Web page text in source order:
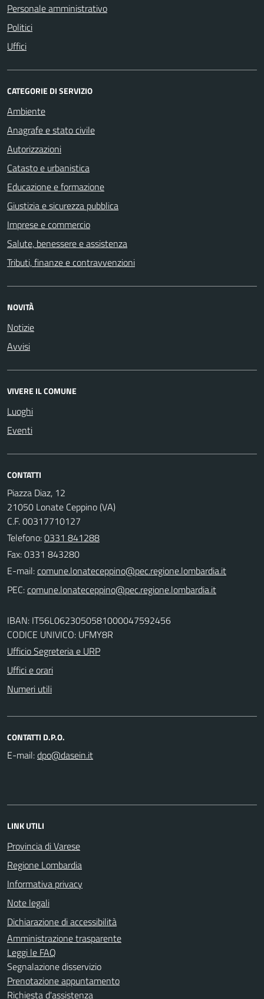
Personale amministrativo
Politici
Uffici
CATEGORIE DI SERVIZIO
Ambiente
Anagrafe e stato civile
Autorizzazioni
Catasto e urbanistica
Educazione e formazione
Giustizia e sicurezza pubblica
Imprese e commercio
Salute, benessere e assistenza
Tributi, finanze e contravvenzioni
NOVITÀ
Notizie
Avvisi
VIVERE IL COMUNE
Luoghi
Eventi
CONTATTI
Piazza Diaz, 12
21050 Lonate Ceppino (VA)
C.F. 00317710127
Telefono:0331 841288
Fax: 0331 843280
E-mail:
PEC:
IBAN: IT56L0623050581000047592456
CODICE UNIVICO: UFMY8R
Ufficio Segreteria e URP
Uffici e orari
Numeri utili
CONTATTI D.P.O.
E-mail:
LINK UTILI
Provincia di Varese
Regione Lombardia
Informativa privacy
Note legali
Dichiarazione di accessibilità
Amministrazione trasparente
Leggi le FAQ
Segnalazione disservizio
Prenotazione appuntamento
Richiesta d'assistenza